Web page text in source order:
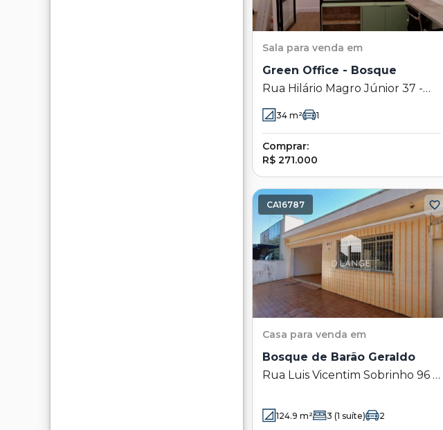
Sala para venda em
Green Office - Bosque
Rua Hilário Magro Júnior 37 -
Bosque - Campinas - SP
34 m² 1
Comprar:
R$ 271.000
CA16787
Casa para venda em
Bosque de Barão Geraldo
Rua Luis Vicentim Sobrinho 96 -
Campinas - SP
124.9 m² 3 (1 suíte) 2